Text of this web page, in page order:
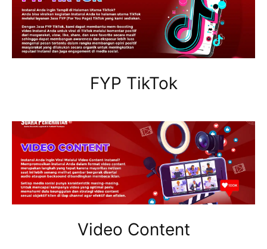
FYP TikTok
Video Content